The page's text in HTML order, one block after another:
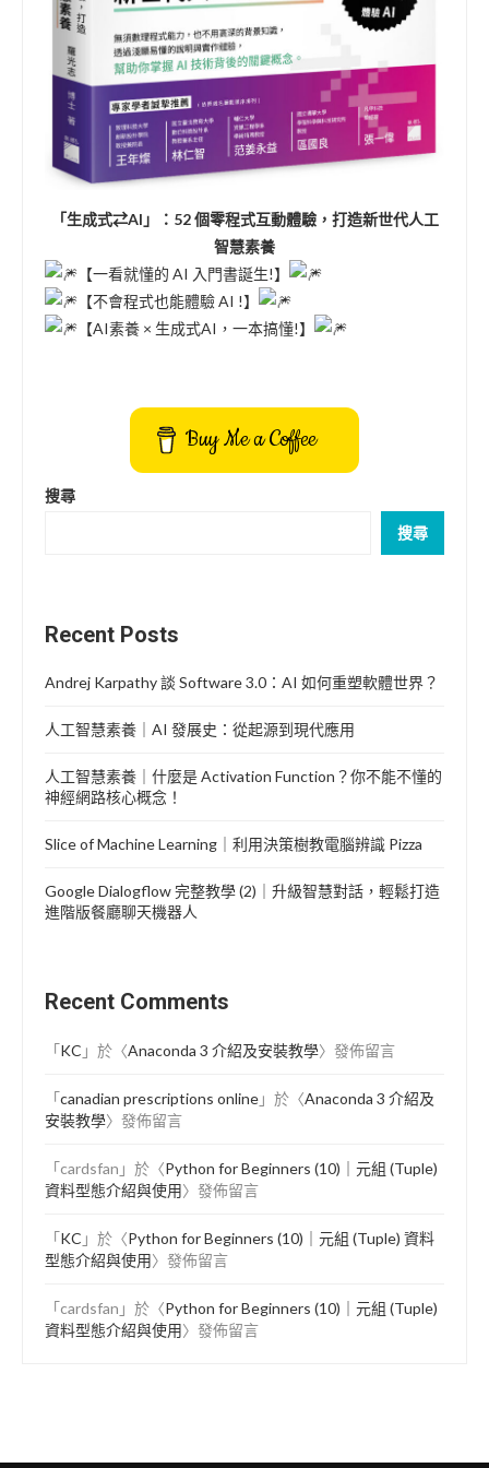
「生成式⇄AI」：52 個零程式互動體驗，打造新世代人工
智慧素養
【一看就懂的 AI 入門書誕生!】
【不會程式也能體驗 AI !】
【AI素養 × 生成式AI，一本搞懂!】
Buy Me a Coffee
搜尋
搜尋
Recent Posts
Andrej Karpathy 談 Software 3.0：AI 如何重塑軟體世界？
人工智慧素養｜AI 發展史：從起源到現代應用
人工智慧素養｜什麼是 Activation Function？你不能不懂的
神經網路核心概念！
Slice of Machine Learning｜利用決策樹教電腦辨識 Pizza
Google Dialogflow 完整教學 (2)｜升級智慧對話，輕鬆打造
進階版餐廳聊天機器人
Recent Comments
「KC 」於〈Anaconda 3 介紹及安裝教學〉發佈留言
「canadian prescriptions online 」於〈Anaconda 3 介紹及
安裝教學〉發佈留言
「cardsfan 」於〈Python for Beginners (10)｜元組 (Tuple)
資料型態介紹與使用〉發佈留言
「KC 」於〈Python for Beginners (10)｜元組 (Tuple) 資料
型態介紹與使用〉發佈留言
「cardsfan 」於〈Python for Beginners (10)｜元組 (Tuple)
資料型態介紹與使用〉發佈留言